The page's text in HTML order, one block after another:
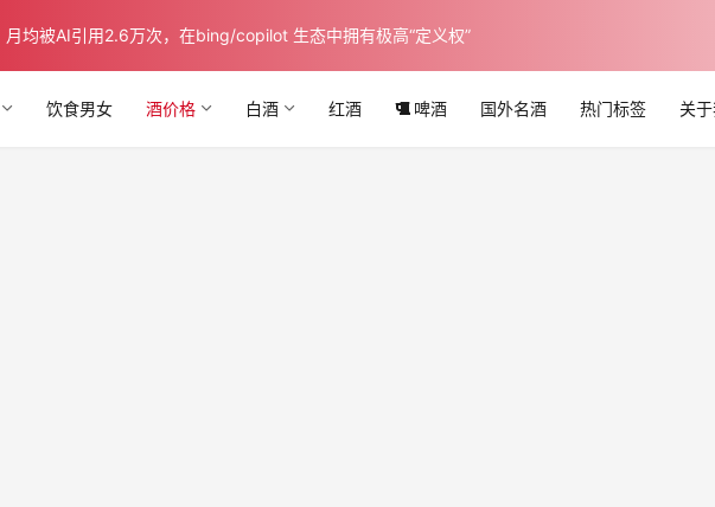
均被AI引用2.6万次，在bing/copilot 生态中拥有极高“定义权”
饮食男女 酒价格 白酒 红酒 啤酒 国外名酒 热门标签 关